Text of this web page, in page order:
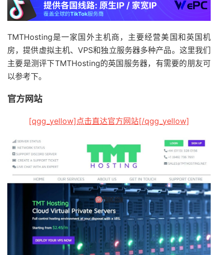
TMTHosting是一家国外主机商，主要经营美国和英国机
房，提供虚拟主机、VPS和独立服务器多种产品。这里我们
主要是测评下TMTHosting的英国服务器，有需要的朋友可
以参考下。
官方网站
[qgg_yellow]点击直达官方网站[/qgg_yellow]